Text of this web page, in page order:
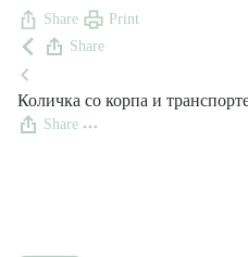
Share
Print
Share
Количка со корпа и
Share